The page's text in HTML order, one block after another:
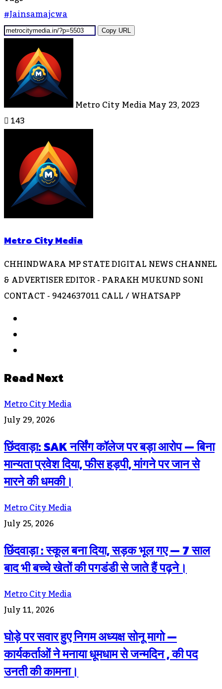
#jainsamajcwa
Copy URL
Metro City MediaMay 23, 2023
143
Metro City Media
CHHINDWARA MP STATE DIGITAL NEWS CHANNEL
& ADVERTISER EDITOR - PARAKH MUKUND SONI
CONTACT - 9424637011 CALL / WHATSAPP
Read Next
Metro City Media
July 29, 2026
छिंदवाड़ा: SAK नर्सिंग कॉलेज पर बड़ा आरोप — बिना
मान्यता प्रवेश दिया, फीस हड़पी, मांगने पर जान से
मारने की धमकी।
Metro City Media
July 25, 2026
छिंदवाड़ा : स्कूल बना दिया, सड़क भूल गए — 7 साल
बाद भी बच्चे खेतों की पगडंडी से जाते हैं पढ़ने।
Metro City Media
July 11, 2026
घोड़े पर सवार हुए निगम अध्यक्ष सोनू मागो —
कार्यकर्ताओं ने मनाया धूमधाम से जन्मदिन , की पद
उनती की कामना।